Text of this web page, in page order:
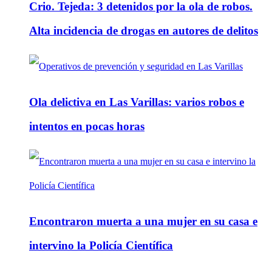
Crio. Tejeda: 3 detenidos por la ola de robos.
Alta incidencia de drogas en autores de delitos
Ola delictiva en Las Varillas: varios robos e
intentos en pocas horas
Encontraron muerta a una mujer en su casa e
intervino la Policía Científica